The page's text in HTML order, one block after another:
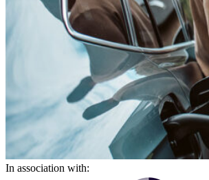
In association with: